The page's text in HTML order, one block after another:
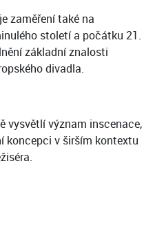
zaměření také na
století a počátku 21.
základní znalosti
divadla.
vysvětlí význam inscenace,
koncepci v širším kontextu